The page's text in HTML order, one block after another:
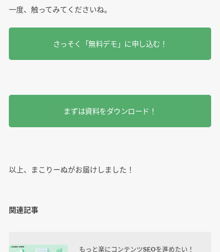
一度、触ってみてくださいね。
さっそく「無料デモ」に申し込む！
まずは資料をダウンロード！
以上、まこりーぬがお届けしました！
関連記事
もっと楽にコンテンツSEOを進めたい！